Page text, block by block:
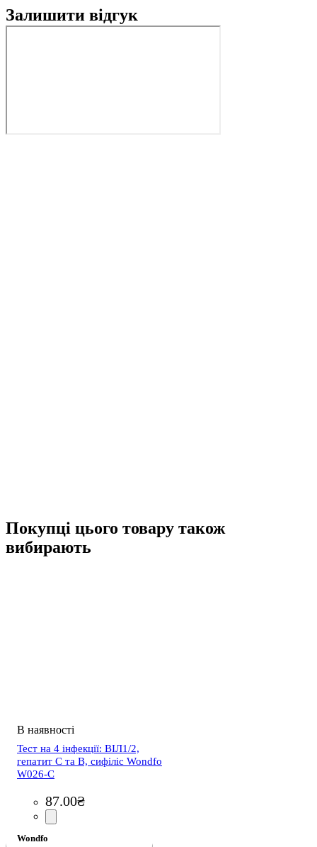
Залишити відгук
Покупці цього товару також
вибирають
Тест на 4 інфекції: ВІЛ1/2,
гепатит С та В, сифіліс Wondfo
W026-C
87.00₴
Wondfo